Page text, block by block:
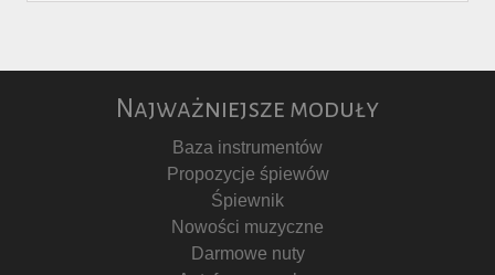
Najważniejsze moduły
Baza instrumentów
Propozycje śpiewów
Śpiewnik
Nowości muzyczne
Darmowe nuty